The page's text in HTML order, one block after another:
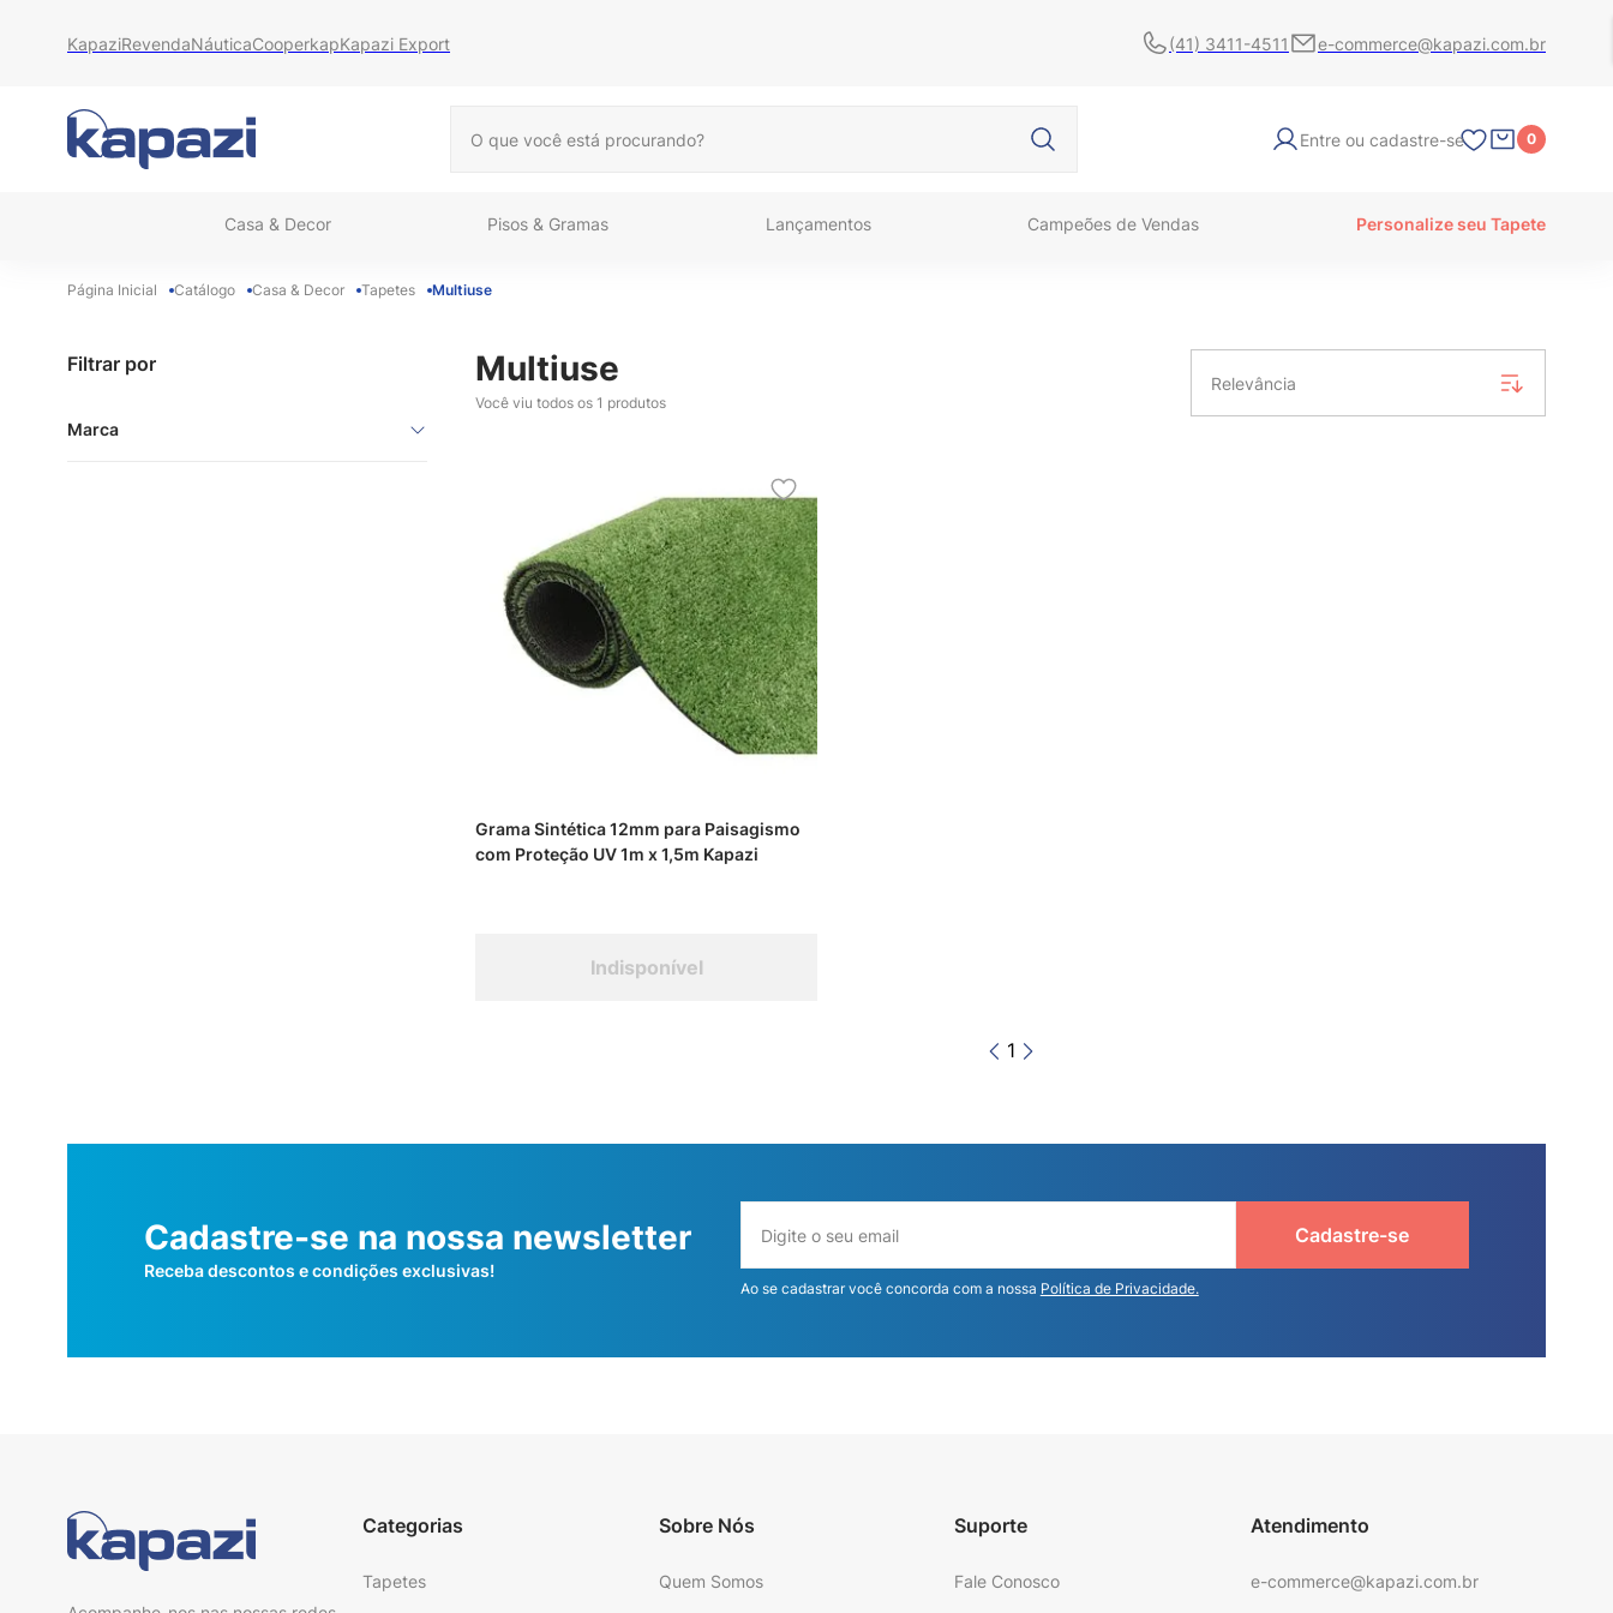
KapaziRevendaNáuticaCooperkapKapazi Export (41) 3411-4511 e-commerce@kapazi.com.br
Entre ou cadastre-se 0
Casa & Decor Pisos & Gramas Lançamentos Campeões de Vendas Personalize seu Tapete
Catálogo Casa & Decor Tapetes Multiuse
Filtrar por
Marca
Multiuse
Você viu todos os 1 produtos
Relevância
Grama Sintética 12mm para Paisagismo
com Proteção UV 1m x 1,5m Kapazi
Indisponível
1
Cadastre-se na nossa newsletter
Receba descontos e condições exclusivas!
Cadastre-se
Ao se cadastrar você concorda com a nossa Política de Privacidade.
Categorias
Tapetes
Sobre Nós
Quem Somos
Suporte
Fale Conosco
Atendimento
e-commerce@kapazi.com.br